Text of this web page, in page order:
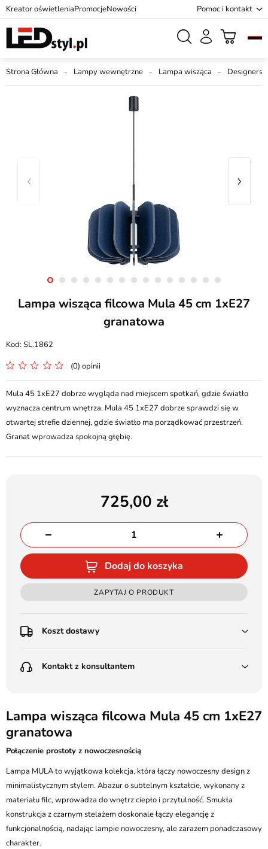
Kreator oświetleniaPromocjeNowości Pomoc i kontakt
Strona Główna Lampy wewnętrzne Lampa wisząca
Lampa wisząca filcowa Mula 45 cm 1xE27
granatowa
SL.1862
(0) opinii
Mula 45 1xE27 dobrze wygląda nad miejscem spotkań, gdzie światło
wyznacza centrum wnętrza. Mula 45 1xE27 dobrze sprawdzi się w
otwartej strefie dziennej, gdzie światło ma porządkować przestrzeń.
Granat wprowadza spokojną głębię.
725,00
Dodaj do koszyka
ZAPYTAJ O PRODUKT
Koszt dostawy
Poczta Polska Kurier 48H - 11 zł
(od 1000 zł dla gabarytów, nie dotyczy produktów 3m)
Pobranie:
Poczta Polska Kurier 48H - 16 zł
Przesyłka Gabarytowa - 35 zł
Kontakt z konsultantem
Batalionów Chłopskich 12, 94-058 Łódź
506 336 320
kontakt@ledstyl.pl
Lampa wisząca filcowa Mula 45 cm 1xE27
granatowa
Połączenie prostoty z nowoczesnością
Lampa MULA to wyjątkowa kolekcja, która łączy nowoczesny design z
minimalistycznym stylem. Abażur o subtelnym kształcie, wykonany z
materiału filc, wprowadza do wnętrz ciepło i przytulność. Smukła
konstrukcja z czarnym stelażem doskonale łączy elegancję z
funkcjonalnością, nadając lampie nowoczesny, ale zarazem ponadczasowy
charakter.